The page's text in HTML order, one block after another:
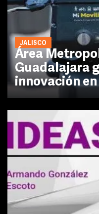
JALISCO
Área
Guadalajara
innovación